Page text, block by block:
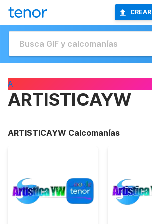
CREAR
A
ARTISTICAYW
ARTISTICAYW Calcomanías